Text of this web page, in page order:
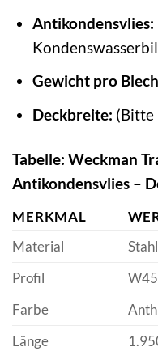
Antikondensvlies:
Gewicht pro
Deckbreite: (Bitte
Tabelle: Weckman
Antikondensvlies –
MERKMAL
Material
Stahl
Profil
W45
Farbe
Länge